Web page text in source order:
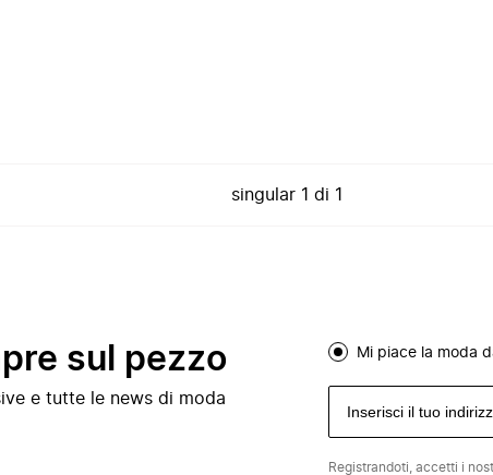
singular 1 di 1
sul pezzo
e tutte le news di moda
Mi piace la moda
Registrandoti, accetti i